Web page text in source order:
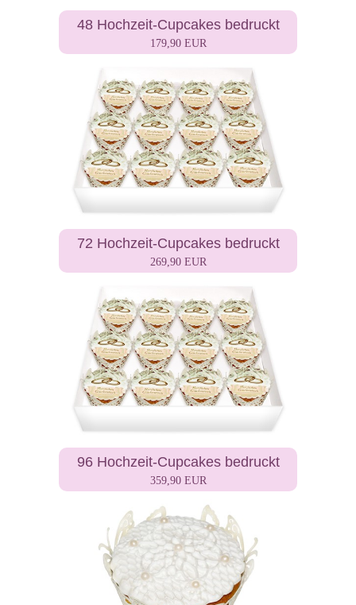
48 Hochzeit-Cupcakes bedruckt
179,90 EUR
72 Hochzeit-Cupcakes bedruckt
269,90 EUR
96 Hochzeit-Cupcakes bedruckt
359,90 EUR